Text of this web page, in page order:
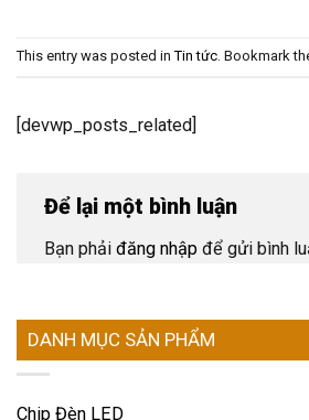
This entry was posted inTin tức. Bookmark
[devwp_posts_related]
Để lại một bình luận
Bạn phải đăng nhập để gửi bình
DANH MỤC SẢN PHẨM
Chip Đèn LED